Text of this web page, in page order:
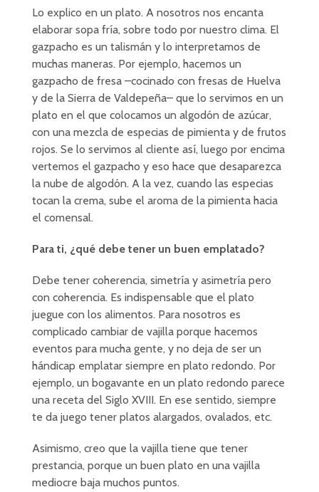
Lo explico en un plato. A nosotros nos encanta
elaborar sopa fría, sobre todo por nuestro clima. El
gazpacho es un talismán y lo interpretamos de
muchas maneras. Por ejemplo, hacemos un
gazpacho de fresa –cocinado con fresas de Huelva
y de la Sierra de Valdepeña– que lo servimos en un
plato en el que colocamos un algodón de azúcar,
con una mezcla de especias de pimienta y de frutos
rojos. Se lo servimos al cliente así, luego por encima
vertemos el gazpacho y eso hace que desaparezca
la nube de algodón. A la vez, cuando las especias
tocan la crema, sube el aroma de la pimienta hacia
el comensal.
Para ti, ¿qué debe tener un buen emplatado?
Debe tener coherencia, simetría y asimetría pero
con coherencia. Es indispensable que el plato
juegue con los alimentos. Para nosotros es
complicado cambiar de vajilla porque hacemos
eventos para mucha gente, y no deja de ser un
hándicap emplatar siempre en plato redondo. Por
ejemplo, un bogavante en un plato redondo parece
una receta del Siglo XVIII. En ese sentido, siempre
te da juego tener platos alargados, ovalados, etc.
Asimismo, creo que la vajilla tiene que tener
prestancia, porque un buen plato en una vajilla
mediocre baja muchos puntos.